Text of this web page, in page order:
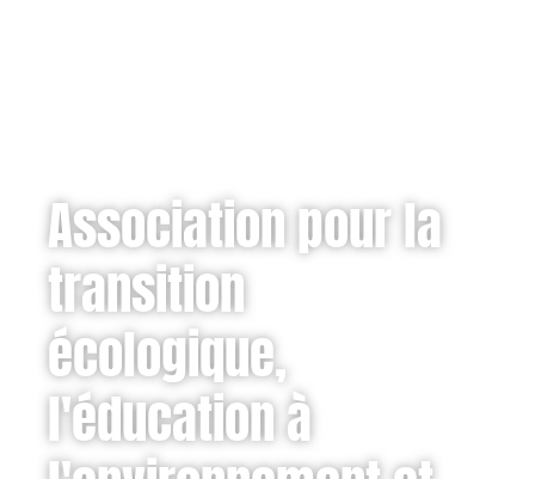
Association pour la
transition
écologique,
l'éducation à